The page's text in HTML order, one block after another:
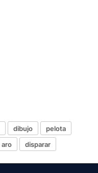
dibujo
pelota
aro disparar